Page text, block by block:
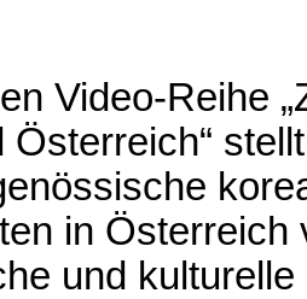
Video-Reihe
Österreich“
in Österreich
und